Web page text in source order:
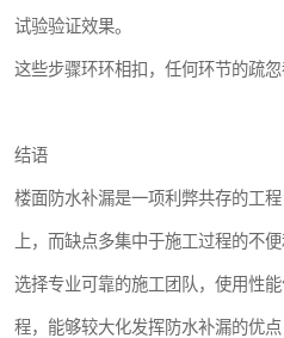
试验验证效果。
这些步骤环环相扣，任何环节的疏忽
结语
楼面防水补漏是一项利弊共存的工
上，而缺点多集中于施工过程的不
选择专业可靠的施工团队，使用性
程，能够较大化发挥防水补漏的优